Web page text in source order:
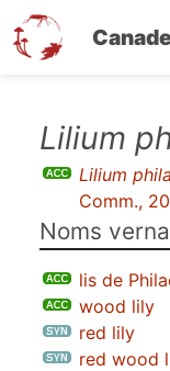
contenu
Lilium
Lilium
Comm.,
Noms
lis de
wood lily
red lily
red wood